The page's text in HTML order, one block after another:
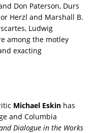
Don Paterson, Durs
Herzl and Marshall B.
Ludwig
among the motley
exacting
Michael Eskin has
and Columbia
Dialogue in the Works